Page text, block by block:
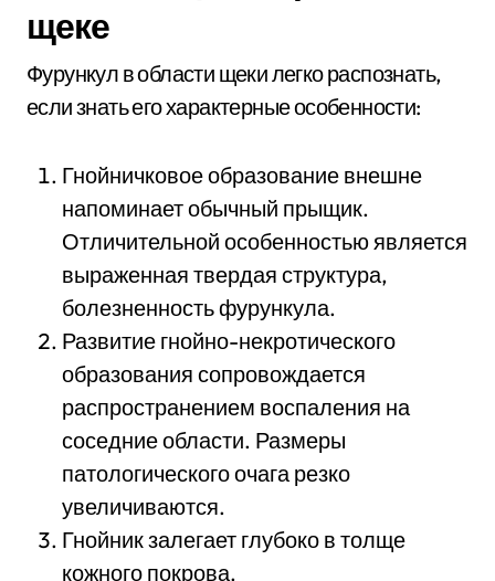
щеке
Фурункул в области щеки легко распознать,
если знать его характерные особенности:
Гнойничковое образование внешне
напоминает обычный прыщик.
Отличительной особенностью является
выраженная твердая структура,
болезненность фурункула.
Развитие гнойно-некротического
образования сопровождается
распространением воспаления на
соседние области. Размеры
патологического очага резко
увеличиваются.
Гнойник залегает глубоко в толще
кожного покрова.